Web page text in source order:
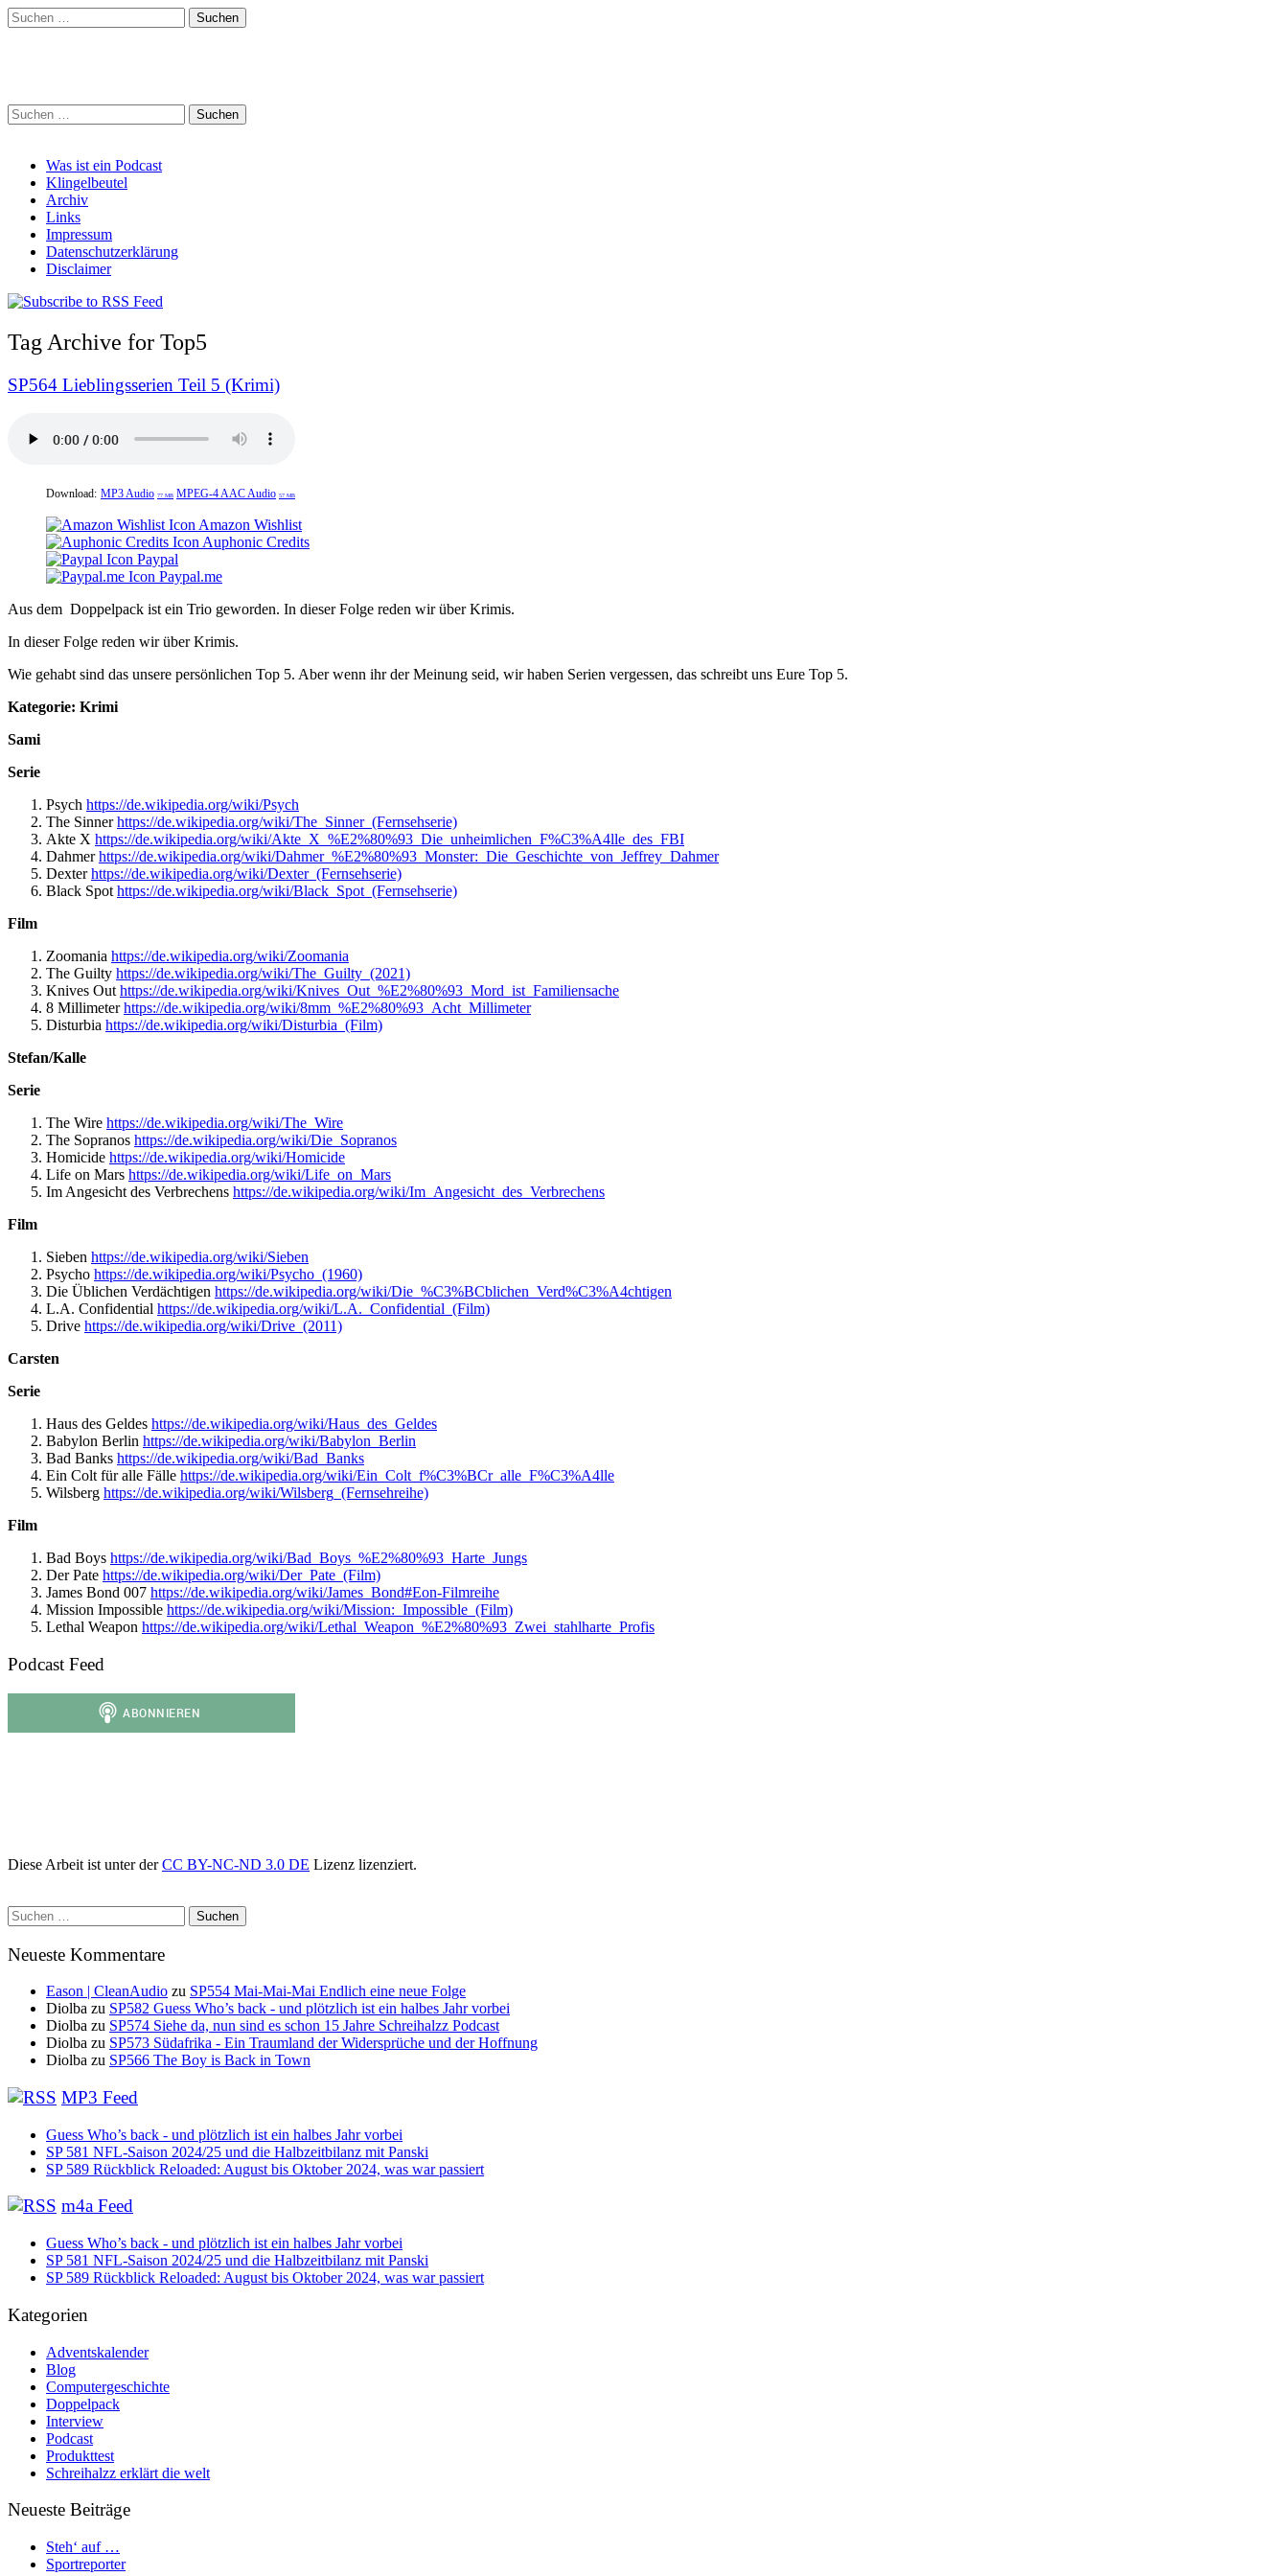
Suchen
nach:
Suchen
nach:
Main
menu
Skip
content
Was ist ein Podcast
Klingelbeutel
Archiv
Links
Impressum
Datenschutzerklärung
Disclaimer
Tag Archive for Top5
SP564 Lieblingsserien Teil 5 (Krimi)
Download: MP3 Audio 77 MB MPEG-4 AAC Audio 57 MB
Amazon Wishlist
Auphonic Credits
Paypal
Paypal.me
Aus dem Doppelpack ist ein Trio geworden. In dieser Folge reden wir über Krimis.
In dieser Folge reden wir über Krimis.
Wie gehabt sind das unsere persönlichen Top 5. Aber wenn ihr der Meinung seid, wir haben Serien vergessen, das schreibt uns Eure Top 5.
Kategorie: Krimi
Sami
Serie
Psych https://de.wikipedia.org/wiki/Psych
The Sinnerhttps://de.wikipedia.org/wiki/The_Sinner_(Fernsehserie)
Akte X https://de.wikipedia.org/wiki/Akte_X_%E2%80%93_Die_unheimlichen_F%C3%A4lle_des_FBI
Dahmerhttps://de.wikipedia.org/wiki/Dahmer_%E2%80%93_Monster:_Die_Geschichte_von_Jeffrey_Dahmer
Dexterhttps://de.wikipedia.org/wiki/Dexter_(Fernsehserie)
Black Spothttps://de.wikipedia.org/wiki/Black_Spot_(Fernsehserie)
Film
Zoomania https://de.wikipedia.org/wiki/Zoomania
The Guilty https://de.wikipedia.org/wiki/The_Guilty_(2021)
Knives Outhttps://de.wikipedia.org/wiki/Knives_Out_%E2%80%93_Mord_ist_Familiensache
8 Millimeterhttps://de.wikipedia.org/wiki/8mm_%E2%80%93_Acht_Millimeter
Disturbia https://de.wikipedia.org/wiki/Disturbia_(Film)
Stefan/Kalle
Serie
The Wire https://de.wikipedia.org/wiki/The_Wire
The Sopranos https://de.wikipedia.org/wiki/Die_Sopranos
Homicide https://de.wikipedia.org/wiki/Homicide
Life on Mars https://de.wikipedia.org/wiki/Life_on_Mars
Im Angesicht des Verbrechens https://de.wikipedia.org/wiki/Im_Angesicht_des_Verbrechens
Film
Sieben https://de.wikipedia.org/wiki/Sieben
Psycho https://de.wikipedia.org/wiki/Psycho_(1960)
Die Üblichen Verdächtigen https://de.wikipedia.org/wiki/Die_%C3%BCblichen_Verd%C3%A4chtigen
L.A. Confidential https://de.wikipedia.org/wiki/L.A._Confidential_(Film)
Drive https://de.wikipedia.org/wiki/Drive_(2011)
Carsten
Serie
Haus des Geldes https://de.wikipedia.org/wiki/Haus_des_Geldes
Babylon Berlin https://de.wikipedia.org/wiki/Babylon_Berlin
Bad Banks https://de.wikipedia.org/wiki/Bad_Banks
Ein Colt für alle Fälle https://de.wikipedia.org/wiki/Ein_Colt_f%C3%BCr_alle_F%C3%A4lle
Wilsberg https://de.wikipedia.org/wiki/Wilsberg_(Fernsehreihe)
Film
Bad Boys https://de.wikipedia.org/wiki/Bad_Boys_%E2%80%93_Harte_Jungs
Der Pate https://de.wikipedia.org/wiki/Der_Pate_(Film)
James Bond 007 https://de.wikipedia.org/wiki/James_Bond#Eon-Filmreihe
Mission Impossible https://de.wikipedia.org/wiki/Mission:_Impossible_(Film)
Lethal Weapon https://de.wikipedia.org/wiki/Lethal_Weapon_%E2%80%93_Zwei_stahlharte_Profis
Podcast Feed
Diese Arbeit ist unter derCC BY-NC-ND 3.0 DE Lizenz lizenziert.
Suchen
nach:
Neueste Kommentare
Eason | CleanAudio zu SP554 Mai-Mai-Mai Endlich eine neue Folge
Diolba zu SP582 Guess Who’s back - und plötzlich ist ein halbes Jahr vorbei
Diolba zu SP574 Siehe da, nun sind es schon 15 Jahre Schreihalzz Podcast
Diolba zu SP573 Südafrika - Ein Traumland der Widersprüche und der Hoffnung
Diolba zu SP566 The Boy is Back in Town
MP3 Feed
Guess Who’s back - und plötzlich ist ein halbes Jahr vorbei
SP 581 NFL-Saison 2024/25 und die Halbzeitbilanz mit Panski
SP 589 Rückblick Reloaded: August bis Oktober 2024, was war passiert
m4a Feed
Guess Who’s back - und plötzlich ist ein halbes Jahr vorbei
SP 581 NFL-Saison 2024/25 und die Halbzeitbilanz mit Panski
SP 589 Rückblick Reloaded: August bis Oktober 2024, was war passiert
Kategorien
Adventskalender
Blog
Computergeschichte
Doppelpack
Interview
Podcast
Produkttest
Schreihalzz erklärt die welt
Neueste Beiträge
Steh‘ auf …
Sportreporter